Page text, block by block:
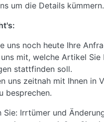
um die Details kümmern.
uns noch heute Ihre
uns mit, welche Artikel
stattfinden soll.
uns zeitnah mit Ihnen in
besprechen.
Sie: Irrtümer und